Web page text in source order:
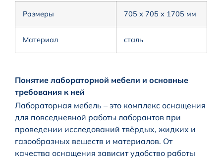
Размеры 705 х 705 х 1705 мм
Материал сталь
Понятие лабораторной мебели и основные
требования к ней
Лабораторная мебель – это комплекс оснащения
для повседневной работы лаборантов при
проведении исследований твёрдых, жидких и
газообразных веществ и материалов. От
качества оснащения зависит удобство работы